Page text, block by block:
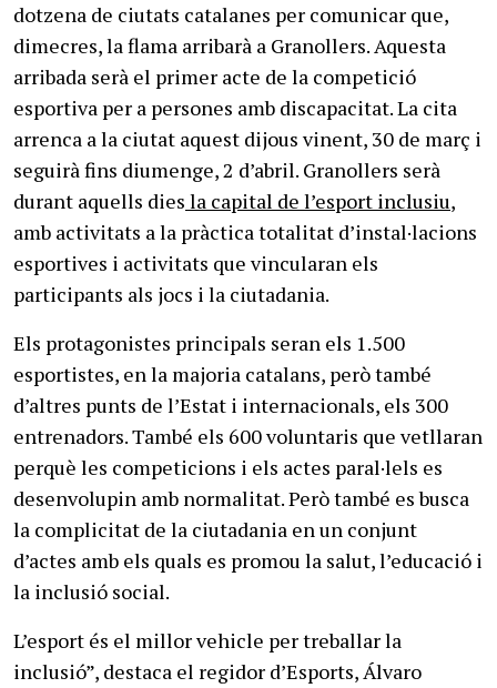
dotzena de ciutats catalanes per comunicar que,
dimecres, la flama arribarà a Granollers. Aquesta
arribada serà el primer acte de la competició
esportiva per a persones amb discapacitat. La cita
arrenca a la ciutat aquest dijous vinent, 30 de març i
seguirà fins diumenge, 2 d’abril. Granollers serà
durant aquells dies la capital de l’esport inclusiu,
amb activitats a la pràctica totalitat d’instal·lacions
esportives i activitats que vincularan els
participants als jocs i la ciutadania.
Els protagonistes principals seran els 1.500
esportistes, en la majoria catalans, però també
d’altres punts de l’Estat i internacionals, els 300
entrenadors. També els 600 voluntaris que vetllaran
perquè les competicions i els actes paral·lels es
desenvolupin amb normalitat. Però també es busca
la complicitat de la ciutadania en un conjunt
d’actes amb els quals es promou la salut, l’educació i
la inclusió social.
L’esport és el millor vehicle per treballar la
inclusió”, destaca el regidor d’Esports, Álvaro